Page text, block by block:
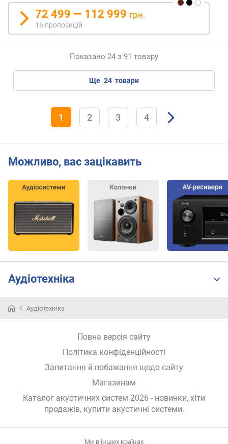
і
с
т
ь
т
t
o
h
д
і
а
е
т
д
в
72 499 — 112 999 грн.
16 пропозицій
Показано 24 з 91 товару
ще 24 товари
1 2 3 4
Можливо, вас зацікавить
Аудіотехніка
Аудіотехніка
Повна версія сайту
Політика конфіденційності
Запитання й побажання щодо сайту
Магазинам
Каталог акустичних систем 2026 - новинки, хіти
продажів, купити акустичні системи.
Ми в інших країнах